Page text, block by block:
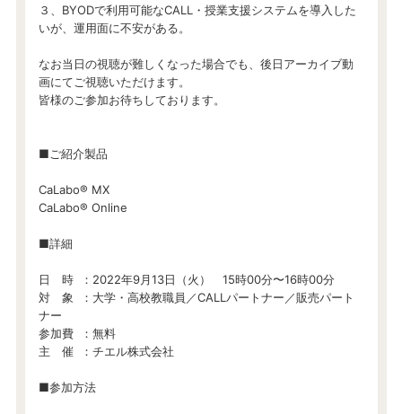
３、BYODで利用可能なCALL・授業支援システムを導入した
いが、運用面に不安がある。
なお当日の視聴が難しくなった場合でも、後日アーカイブ動
画にてご視聴いただけます。
皆様のご参加お待ちしております。
■ご紹介製品
CaLabo®︎ MX
CaLabo®︎ Online
■詳細
日 時 ：2022年9月13日（火） 15時00分〜16時00分
対 象 ：大学・高校教職員／CALLパートナー／販売パート
ナー
参加費 ：無料
主 催 ：チエル株式会社
■参加方法